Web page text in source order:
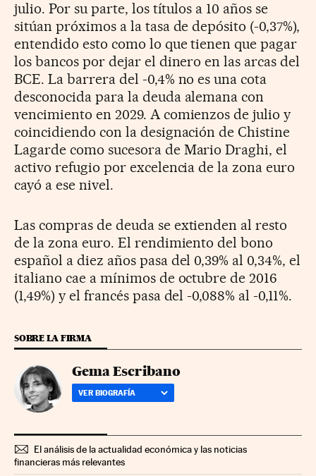
julio. Por su parte, los títulos a 10 años se
sitúan próximos a la tasa de depósito (-0,37%),
entendido esto como lo que tienen que pagar
los bancos por dejar el dinero en las arcas del
BCE. La barrera del -0,4% no es una cota
desconocida para la deuda alemana con
vencimiento en 2029. A comienzos de julio y
coincidiendo con la designación de Chistine
Lagarde como sucesora de Mario Draghi, el
activo refugio por excelencia de la zona euro
cayó a ese nivel.
Las compras de deuda se extienden al resto
de la zona euro. El rendimiento del bono
español a diez años pasa del 0,39% al 0,34%, el
italiano cae a mínimos de octubre de 2016
(1,49%) y el francés pasa del -0,088% al -0,11%.
SOBRE LA FIRMA
Gema Escribano
VER BIOGRAFÍA
El análisis de la actualidad económica y las noticias
financieras más relevantes